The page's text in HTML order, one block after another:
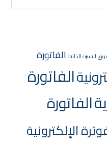
السيرة الذاتية الفاتورة
الفاتورة
الفاتورة
الإلكترونية